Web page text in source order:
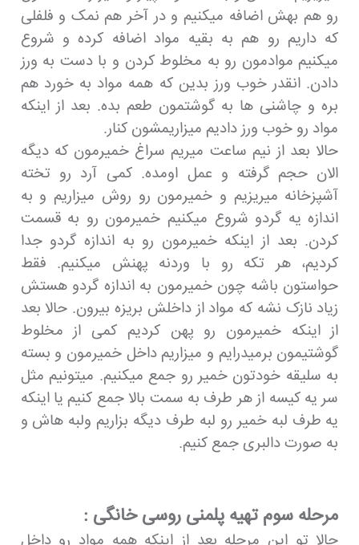
رو هم بهش اضافه میکنیم و در آخر هم نمک و فلفلی
که داریم رو هم به بقیه مواد اضافه کرده و شروع
میکنیم موادمون رو به مخلوط کردن و با دست به ورز
دادن. انقدر خوب ورز بدین که همه مواد به خورد هم
بره و چاشنی ها به گوشتمون طعم بده. بعد از اینکه
مواد رو خوب ورز دادیم میزاریمشون کنار.
حالا بعد از نیم ساعت میریم سراغ خمیرمون که دیگه
الان حجم گرفته و عمل اومده. کمی آرد رو تخته
آشپزخانه میریزیم و خمیرمون رو روش میزاریم و به
اندازه یه گردو شروع میکنیم خمیرمون رو به قسمت
کردن. بعد از اینکه خمیرمون رو به اندازه گردو جدا
کردیم، هر تکه رو با وردنه پهنش میکنیم. فقط
حواستون باشه چون خمیرمون به اندازه گردو هستش
زیاد نازک نشه که مواد از داخلش بریزه بیرون. حالا بعد
از اینکه خمیرمون رو پهن کردیم کمی از مخلوط
گوشتیمون برمیدرایم و میزاریم داخل خمیرمون و بسته
به سلیقه خودتون خمیر رو جمع میکنیم. میتونیم مثل
سر یه کیسه از هر طرف به سمت بالا جمع کنیم یا اینکه
یه طرف لبه خمیر رو لبه طرف دیگه بزاریم ولبه هاش و
به صورت دالبری جمع کنیم.
مرحله سوم تهیه پلمنی روسی خانگی :